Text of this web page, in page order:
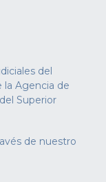
del
la Agencia de
Superior
de nuestro